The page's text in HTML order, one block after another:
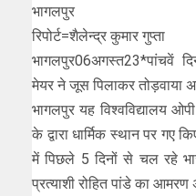
भागलपुर
रिपोर्ट=शैलेन्द्र कुमार गुप्ता
भागलपुर06अगस्त23*पांचवें
मेयर ने जूस पिलाकर तोड़वाया
भागलपुर यह विश्वविद्यालय
के द्वारा धार्मिक स्थान पर गए
में पिछले 5 दिनों से चल रहे
प्रत्याशी रोहित पांडे का